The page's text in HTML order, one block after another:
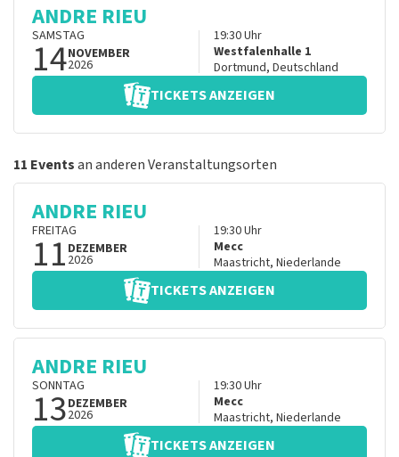
ANDRE RIEU
SAMSTAG
14NOVEMBER
2026
19:30Uhr
Westfalenhalle 1
Dortmund, Deutschland
TICKETS ANZEIGEN
11 Eventsan anderen Veranstaltungsorten
ANDRE RIEU
FREITAG
11 DEZEMBER
2026
19:30Uhr
Mecc
Maastricht, Niederlande
TICKETS ANZEIGEN
ANDRE RIEU
SONNTAG
13DEZEMBER
2026
19:30Uhr
Mecc
Maastricht, Niederlande
TICKETS ANZEIGEN